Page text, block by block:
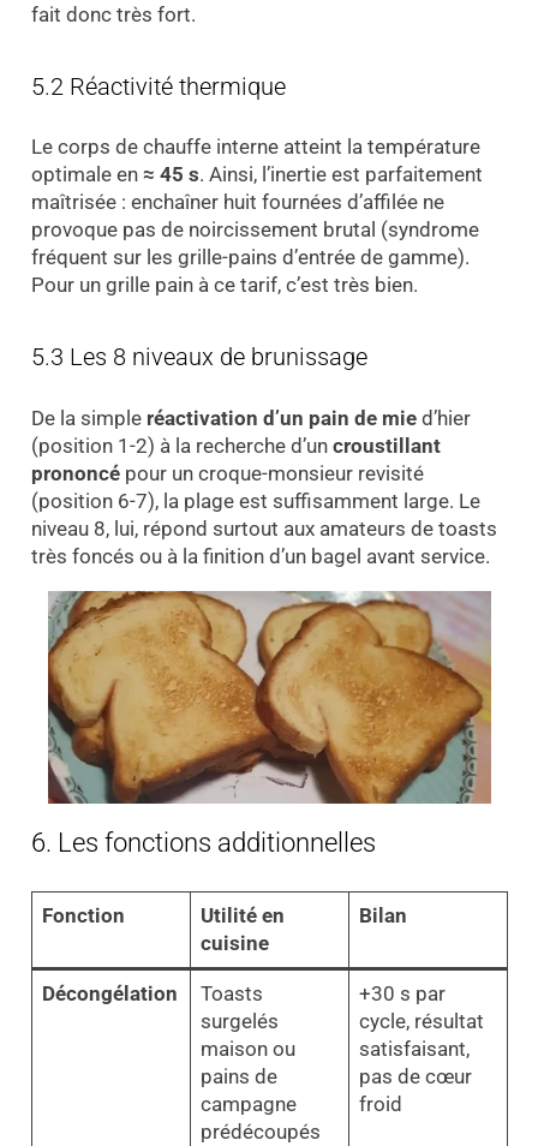
fait donc très fort.
5.2 Réactivité thermique
Le corps de chauffe interne atteint la température
optimale en ≈ 45 s. Ainsi, l’inertie est parfaitement
maîtrisée : enchaîner huit fournées d’affilée ne
provoque pas de noircissement brutal (syndrome
fréquent sur les grille-pains d’entrée de gamme).
Pour un grille pain à ce tarif, c’est très bien.
5.3 Les 8 niveaux de brunissage
De la simple réactivation d’un pain de mied’hier
(position 1-2) à la recherche d’un croustillant
prononcépour un croque-monsieur revisité
(position 6-7), la plage est suffisamment large. Le
niveau 8, lui, répond surtout aux amateurs de toasts
très foncés ou à la finition d’un bagel avant service.
6. Les fonctions additionnelles
Fonction
Utilité en
cuisine
Bilan
Décongélation
Toasts
surgelés
maison ou
pains de
campagne
prédécoupés
+30 s par
cycle, résultat
satisfaisant,
pas de cœur
froid